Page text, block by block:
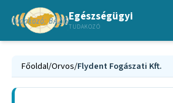
Egészségügyi
TUDAKOZÓ
Főoldal/Orvos/Flydent Fogászati Kft.